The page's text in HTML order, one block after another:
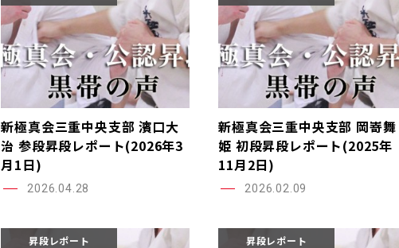
新極真会三重中央支部 濱口大
治 参段昇段レポート(2026年3
月1日)
2026.04.28
新極真会三重中央支部 岡嵜舞
姫 初段昇段レポート(2025年
11月2日)
2026.02.09
昇段レポート 昇段レポート